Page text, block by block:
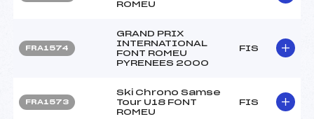
ROMEU
FRA1574
GRAND PRIX
INTERNATIONAL
FONT ROMEU
PYRENEES 2000
FIS
FRA1573
Ski Chrono Samse
Tour U18 FONT
ROMEU
FIS